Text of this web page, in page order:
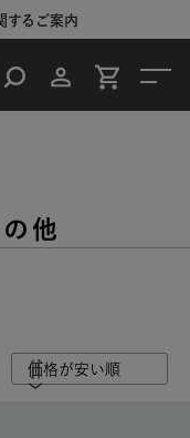
するご案内
他
価格が安い順